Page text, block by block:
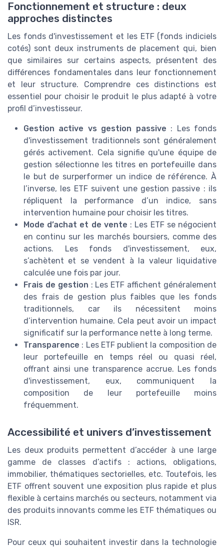
Fonctionnement et structure : deux
approches distinctes
Les fonds d'investissement et les ETF (fonds indiciels
cotés) sont deux instruments de placement qui, bien
que similaires sur certains aspects, présentent des
différences fondamentales dans leur fonctionnement
et leur structure. Comprendre ces distinctions est
essentiel pour choisir le produit le plus adapté à votre
profil d’investisseur.
Gestion active vs gestion passive : Les fonds
d'investissement traditionnels sont généralement
gérés activement. Cela signifie qu'une équipe de
gestion sélectionne les titres en portefeuille dans
le but de surperformer un indice de référence. À
l’inverse, les ETF suivent une gestion passive : ils
répliquent la performance d’un indice, sans
intervention humaine pour choisir les titres.
Mode d’achat et de vente : Les ETF se négocient
en continu sur les marchés boursiers, comme des
actions. Les fonds d'investissement, eux,
s’achètent et se vendent à la valeur liquidative
calculée une fois par jour.
Frais de gestion : Les ETF affichent généralement
des frais de gestion plus faibles que les fonds
traditionnels, car ils nécessitent moins
d’intervention humaine. Cela peut avoir un impact
significatif sur la performance nette à long terme.
Transparence : Les ETF publient la composition de
leur portefeuille en temps réel ou quasi réel,
offrant ainsi une transparence accrue. Les fonds
d'investissement, eux, communiquent la
composition de leur portefeuille moins
fréquemment.
Accessibilité et univers d’investissement
Les deux produits permettent d’accéder à une large
gamme de classes d’actifs : actions, obligations,
immobilier, thématiques sectorielles, etc. Toutefois, les
ETF offrent souvent une exposition plus rapide et plus
flexible à certains marchés ou secteurs, notamment via
des produits innovants comme les ETF thématiques ou
ISR.
Pour ceux qui souhaitent investir dans la technologie